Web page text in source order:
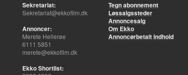
Sekretariat:
Sekretariat@ekkofilm.dk
Annoncer:
Merete Hellerøe
6111 5851
merete@ekkofilm.dk
Ekko Shortlist:
Tegn abonnement
Løssalgssteder
Annoncesalg
Om Ekko
Annoncørbetalt indhold